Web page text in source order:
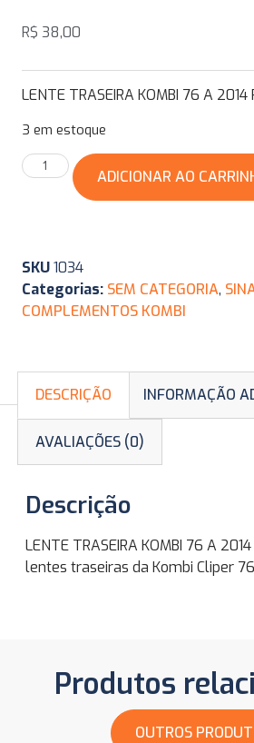
R$ 38,00
LENTE TRASEIRA KOMBI 76 A 2014
3 em estoque
ADICIONAR AO
SKU1034
Categorias: SEM CATEGORIA,
COMPLEMENTOS KOMBI
DESCRIÇÃO INFORMAÇÃO
AVALIAÇÕES (0)
Descrição
LENTE TRASEIRA KOMBI 76 A 2014
lentes traseiras da Kombi Cliper
Produtos
OUTROS